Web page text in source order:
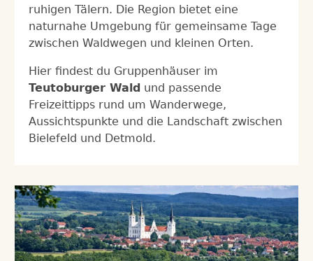
ruhigen Tälern. Die Region bietet eine
naturnahe Umgebung für gemeinsame Tage
zwischen Waldwegen und kleinen Orten.
Hier findest du Gruppenhäuser im
Teutoburger Wald und passende
Freizeittipps rund um Wanderwege,
Aussichtspunkte und die Landschaft zwischen
Bielefeld und Detmold.